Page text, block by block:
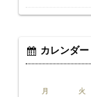
カレンダー
月 火